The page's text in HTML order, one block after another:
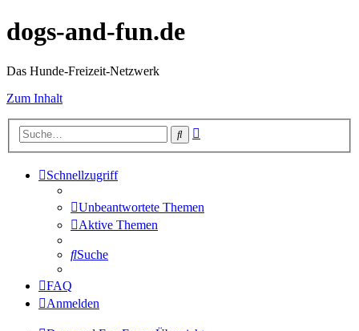
dogs-and-fun.de
Das Hunde-Freizeit-Netzwerk
Zum Inhalt
Suche
Schnellzugriff
Unbeantwortete Themen
Aktive Themen
Suche
FAQ
Anmelden